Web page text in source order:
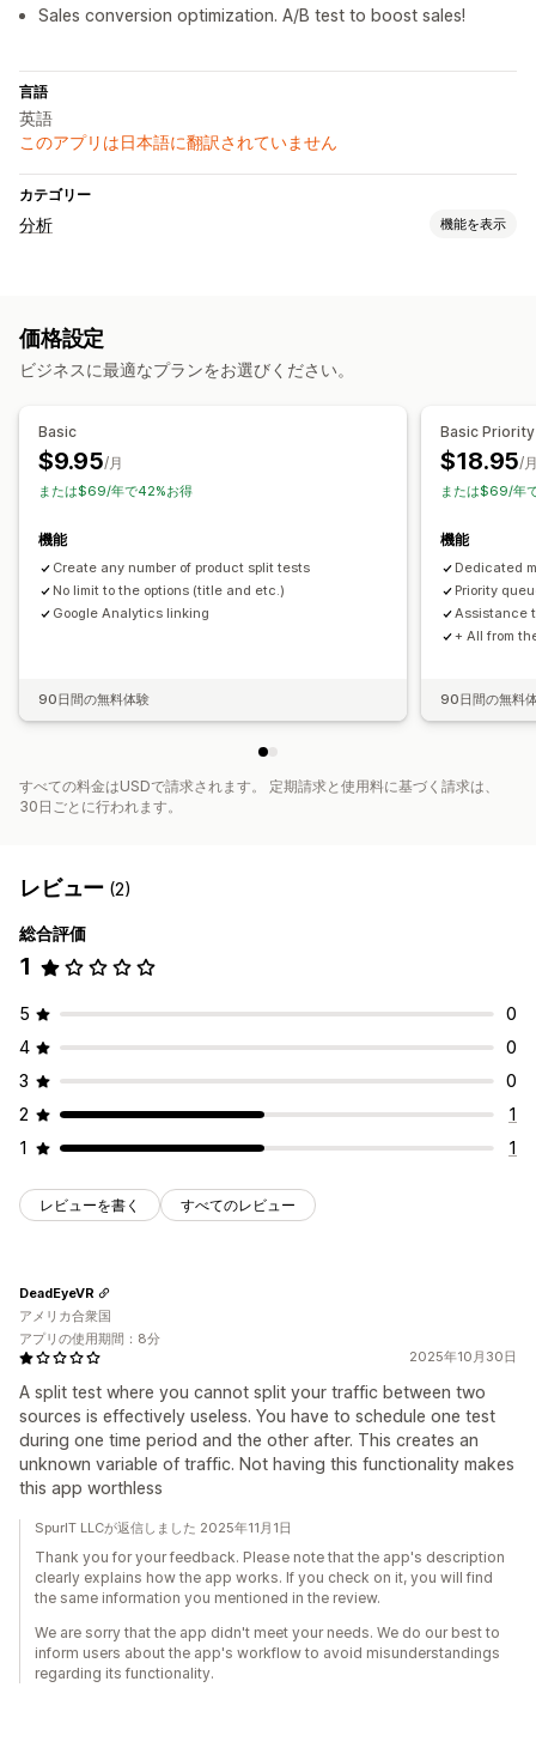
Sales conversion optimization. A/B test to boost sales!
言語
英語
このアプリは日本語に翻訳されていません
カテゴリー
分析 機能を表示
価格設定
ビジネスに最適なプランをお選びください。
Basic
$9.95/月
または$69/年で42%お得
機能
Create any number of product split tests
No limit to the options (title and etc.)
Google Analytics linking
90日間の無料体験
Basic Priority
$18.95/
または$69/年
機能
Dedicated
Priority
Assistance
+ All from
90日間の無料
すべての料金はUSDで請求されます。 定期請求と使用料に基づく請求は、
30日ごとに行われます。
レビュー (2)
総合評価
1
5
0
4
0
3
0
2
1
1
1
レビューを書く すべてのレビュー
2025年10月30日
A split test where you cannot split your traffic between two
sources is effectively useless. You have to schedule one test
during one time period and the other after. This creates an
unknown variable of traffic. Not having this functionality makes
this app worthless
DeadEyeVR
アメリカ合衆国
アプリの使用期間：8分
SpurIT LLCが返信しました 2025年11月1日
Thank you for your feedback. Please note that the app's description
clearly explains how the app works. If you check on it, you will find
the same information you mentioned in the review.
We are sorry that the app didn't meet your needs. We do our best to
inform users about the app's workflow to avoid misunderstandings
regarding its functionality.